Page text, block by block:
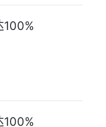
100%
100%